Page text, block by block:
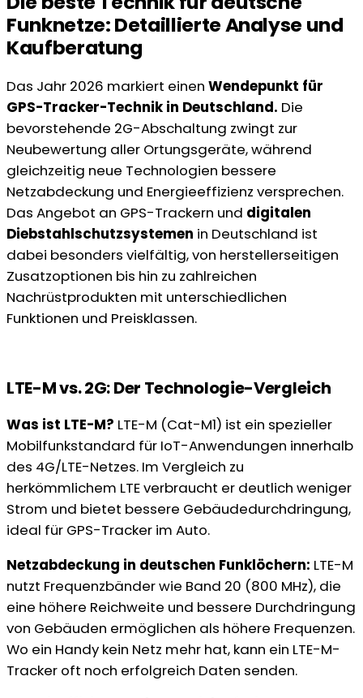
Funknetze: Detaillierte Analyse und
Kaufberatung
Das Jahr 2026 markiert einen Wendepunkt für
GPS-Tracker-Technik in Deutschland. Die
bevorstehende 2G-Abschaltung zwingt zur
Neubewertung aller Ortungsgeräte, während
gleichzeitig neue Technologien bessere
Netzabdeckung und Energieeffizienz versprechen.
Das Angebot an GPS-Trackern und digitalen
Diebstahlschutzsystemen in Deutschland ist
dabei besonders vielfältig, von herstellerseitigen
Zusatzoptionen bis hin zu zahlreichen
Nachrüstprodukten mit unterschiedlichen
Funktionen und Preisklassen.
LTE-M vs. 2G: Der Technologie-Vergleich
Was ist LTE-M? LTE-M (Cat-M1) ist ein spezieller
Mobilfunkstandard für IoT-Anwendungen innerhalb
des 4G/LTE-Netzes. Im Vergleich zu
herkömmlichem LTE verbraucht er deutlich weniger
Strom und bietet bessere Gebäudedurchdringung,
ideal für GPS-Tracker im Auto.
Netzabdeckung in deutschen Funklöchern: LTE-M
nutzt Frequenzbänder wie Band 20 (800 MHz), die
eine höhere Reichweite und bessere Durchdringung
von Gebäuden ermöglichen als höhere Frequenzen.
Wo ein Handy kein Netz mehr hat, kann ein LTE-M-
Tracker oft noch erfolgreich Daten senden.